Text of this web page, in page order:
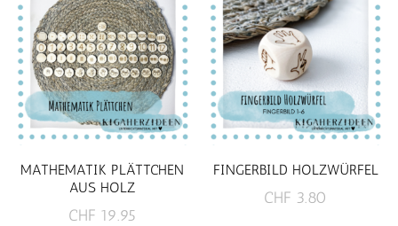
MATHEMATIK PLÄTTCHEN
AUS HOLZ
CHF 19.95
FINGERBILD HOLZWÜRFEL
CHF 3.80